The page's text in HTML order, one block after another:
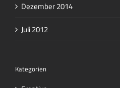
Dezember 2014
Juli 2012
Kategorien